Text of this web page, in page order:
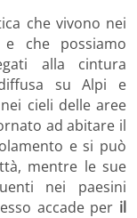
che vivono nei
che possiamo
alla cintura
su Alpi e
cieli delle aree
ad abitare il
e si può
mentre le sue
nei paesini
accade per il